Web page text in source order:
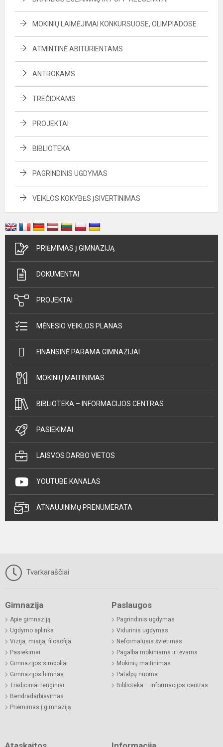
MOKINIŲ LAIMĖJIMAI KONKURSUOSE, OLIMPIADOSE
ATMINTINĖ ABITURIENTAMS
ANTROKAMS
TREČIOKAMS
PROJEKTAI
BIBLIOTEKA
PAGRINDINIS UGDYMAS
VEIKLOS KOKYBĖS ĮSIVERTINIMAS
PRIĖMIMAS Į GIMNAZIJĄ
DOKUMENTAI
PROJEKTAI
MĖNESIO VEIKLOS PLANAS
FINANSINĖ PARAMA GIMNAZIJAI
MOKINIŲ MAITINIMAS
BIBLIOTEKA – INFORMACIJOS CENTRAS
PASIEKIMAI
LAISVOS DARBO VIETOS
YOUTUBE KANALAS
ATNAUJINIMŲ PRENUMERATA
Tvarkaraščiai
Gimnazija
Apie gimnaziją
Ugdymo aplinka
Vizija, misija, filosofija
Pasiekimai
Gimnazijos simboliai
Gimnazijos himnas
Tradiciniai renginiai
Bendradarbiavimas
Priėmimas į gimnaziją
Paslaugos
Pagrindinis ugdymas
Vidurinis ugdymas
Neformalusis švietimas
Pagalba mokiniams ir tėvams
Mokinių maitinimas
Patalpų nuoma
Biblioteka – informacijos centras